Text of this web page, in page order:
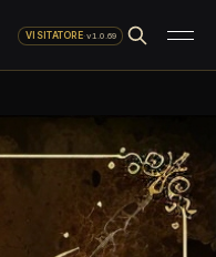
VISITATORE·v1.0.69